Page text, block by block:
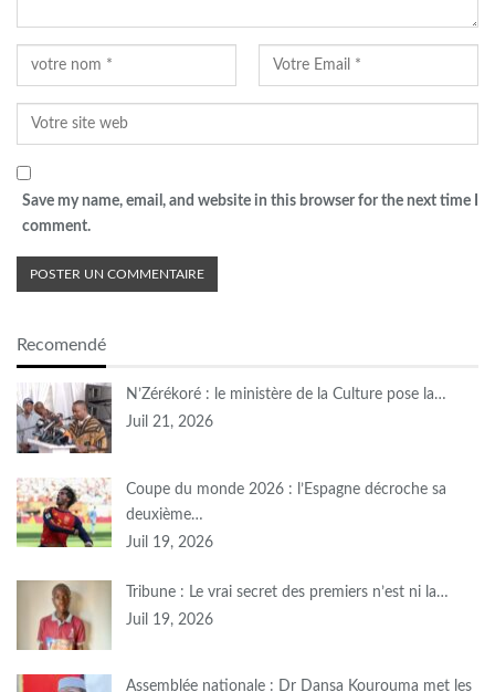
Save my name, email, and website in this browser for the next time I
comment.
Recomendé
N’Zérékoré : le ministère de la Culture pose la…
Juil 21, 2026
Coupe du monde 2026 : l’Espagne décroche sa
deuxième…
Juil 19, 2026
Tribune : Le vrai secret des premiers n’est ni la…
Juil 19, 2026
Assemblée nationale : Dr Dansa Kourouma met les